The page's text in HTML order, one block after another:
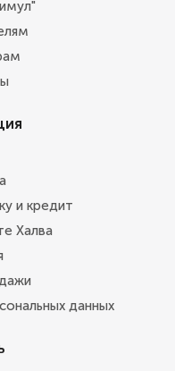
и кредит
Халва
данных